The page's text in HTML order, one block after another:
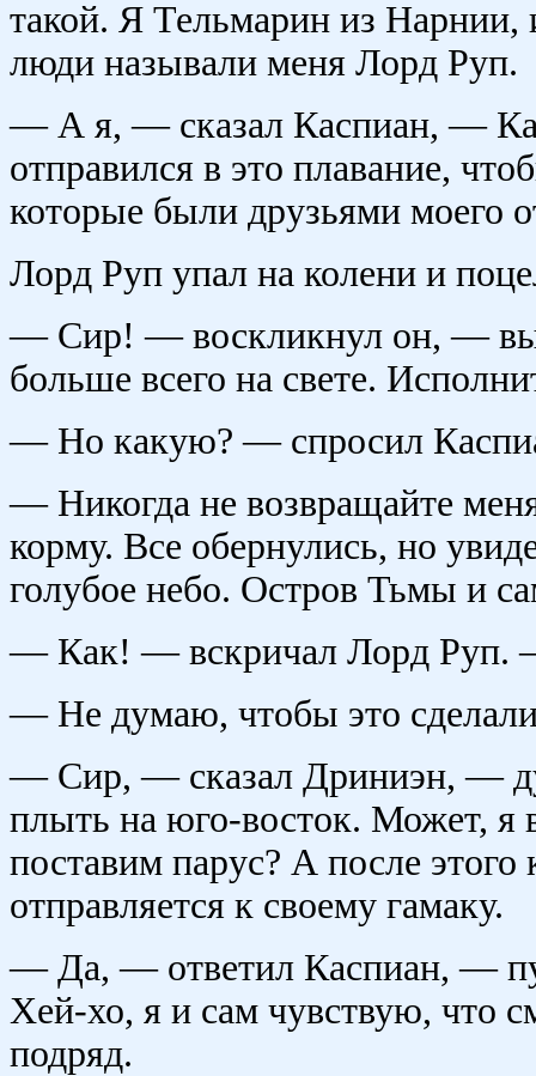
такой. Я Тельмарин из Нарнии,
люди называли меня Лорд Руп.
— А я, — сказал Каспиан, —
отправился в это плавание,
которые были друзьями моего
Лорд Руп упал на колени и
— Сир! — воскликнул он, — вы
больше всего на свете.
— Но какую? — спросил
— Никогда не возвращайте
корму. Все обернулись, но
голубое небо. Остров Тьмы и
— Как! — вскричал Лорд Руп.
— Не думаю, чтобы это
— Сир, — сказал Дриниэн, —
плыть на юго-восток. Может,
поставим парус? А после
отправляется к своему гамаку.
— Да, — ответил Каспиан, —
Хей-хо, я и сам чувствую, что
подряд.